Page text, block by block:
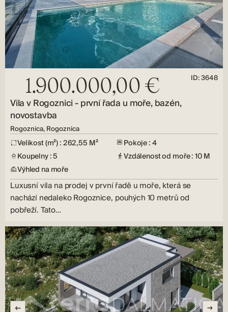
1.900.000,00 € ID: 3648
Vila v Rogoznici - první řada u moře, bazén,
novostavba
Rogoznica, Rogoznica
Velikost (m²) : 262,55 M²
Pokoje : 4
Koupelny : 5
Vzdálenost od moře : 10 M
Výhled na moře
Luxusní vila na prodej v první řadě u moře, která se
nachází nedaleko Rogoznice, pouhých 10 metrů od
pobřeží. Tato…